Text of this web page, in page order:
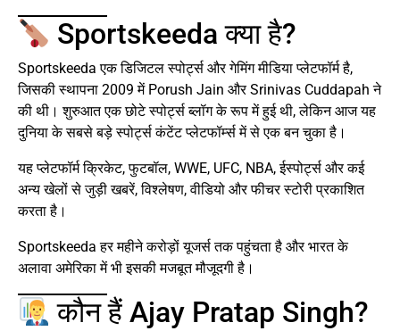
Sportskeeda क्या है?
Sportskeeda एक डिजिटल स्पोर्ट्स और गेमिंग मीडिया प्लेटफॉर्म है,
जिसकी स्थापना 2009 में Porush Jain और Srinivas Cuddapah ने
की थी। शुरुआत एक छोटे स्पोर्ट्स ब्लॉग के रूप में हुई थी, लेकिन आज यह
दुनिया के सबसे बड़े स्पोर्ट्स कंटेंट प्लेटफॉर्म्स में से एक बन चुका है।
यह प्लेटफॉर्म क्रिकेट, फुटबॉल, WWE, UFC, NBA, ईस्पोर्ट्स और कई
अन्य खेलों से जुड़ी खबरें, विश्लेषण, वीडियो और फीचर स्टोरी प्रकाशित
करता है।
Sportskeeda हर महीने करोड़ों यूजर्स तक पहुंचता है और भारत के
अलावा अमेरिका में भी इसकी मजबूत मौजूदगी है।
कौन हैं Ajay Pratap Singh?